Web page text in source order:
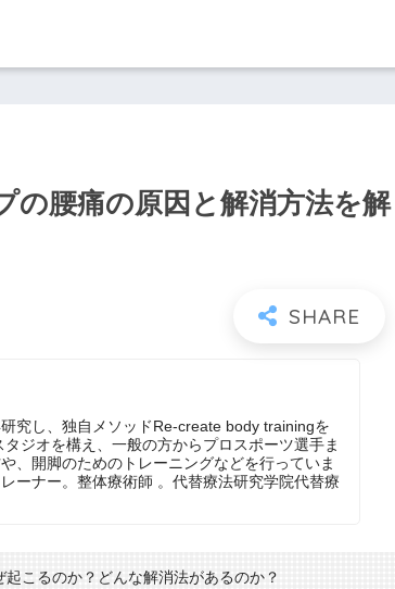
の腰痛の原因と解消方法を解
究し、独自メソッドRe-create body trainingを
ジオを構え、一般の方からプロスポーツ選手ま
、開脚のためのトレーニングなどを行っていま
ーナー。整体療術師 。代替療法研究学院代替療
こるのか？どんな解消法があるのか？